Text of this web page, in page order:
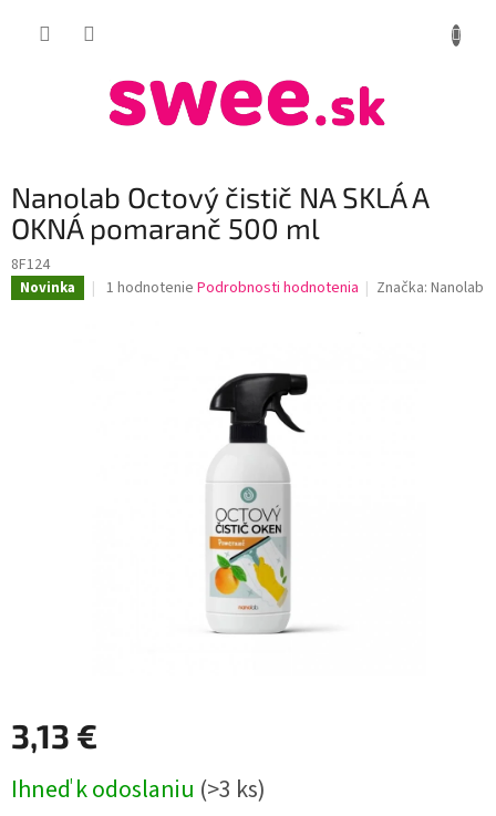
Nanolab Octový čistič NA SKLÁ A
OKNÁ pomaranč 500 ml
8F124
Novinka
Priemerné
1 hodnotenie Podrobnosti hodnotenia Značka:Nanolab
3,13 €
cena:
Ihneď k odoslaniu (>3 ks)